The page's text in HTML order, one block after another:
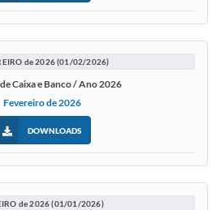
de 2026 (01/02/2026)
Caixa e Banco / Ano 2026
Fevereiro de 2026
DOWNLOADS
de 2026 (01/01/2026)